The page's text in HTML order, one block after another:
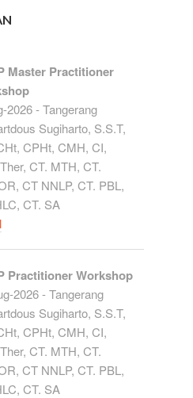
Master Practitioner
2026 - Tangerang
Sugiharto, S.S.T,
CPHt, CMH, CI,
CT. MTH, CT.
CT NNLP, CT. PBL,
CT. SA
Practitioner Workshop
2026 - Tangerang
Sugiharto, S.S.T,
CPHt, CMH, CI,
CT. MTH, CT.
CT NNLP, CT. PBL,
CT. SA